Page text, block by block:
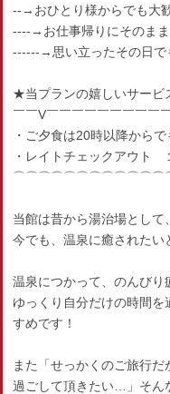
--→おひとり様からでも大
----→お仕事帰りにそのまま
------→思い立ったその日で
★当プランの嬉しいサービ
￣￣V￣￣￣￣￣￣￣￣￣
・ご夕食は20時以降からで
・レイトチェックアウト
当館は昔から湯治場として
今でも、温泉に癒されたい
温泉につかって、のんびり
ゆっくり自分だけの時間
すめです！
また「せっかくのご旅行
過ごして頂きたい…」そん